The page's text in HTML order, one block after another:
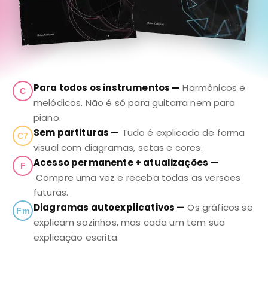
C Para todos os instrumentos — Harmônicos e
melódicos. Não é só para guitarra nem para
piano.
C7 Sem partituras — Tudo é explicado de forma
visual com diagramas, setas e cores.
F
Acesso permanente + atualizações —
Compre uma vez e receba todas as versões
futuras.
Fm Diagramas autoexplicativos — Os gráficos se
explicam sozinhos, mas cada um tem sua
explicação escrita.